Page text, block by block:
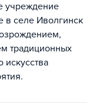
учреждение
в селе Иволгинск
традиционных
искусства